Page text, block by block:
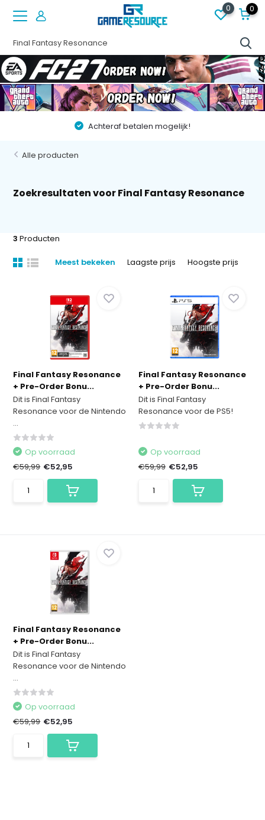
0 0
Achteraf betalen mogelijk!
Alle producten
Zoekresultaten voor Final Fantasy Resonance
3 Producten
Meest bekeken Laagste prijs Hoogste prijs
Final Fantasy Resonance
+ Pre-Order Bonu...
Dit is Final Fantasy
Resonance voor de Nintendo
...
Op voorraad
€59,99 €52,95
Final Fantasy Resonance
+ Pre-Order Bonu...
Dit is Final Fantasy
Resonance voor de PS5!
Op voorraad
€59,99 €52,95
Final Fantasy Resonance
+ Pre-Order Bonu...
Dit is Final Fantasy
Resonance voor de Nintendo
...
Op voorraad
€59,99 €52,95